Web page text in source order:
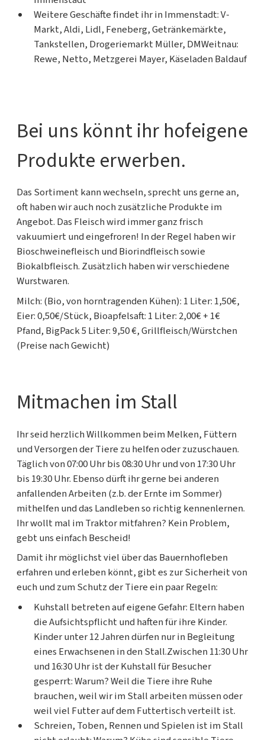
Weitere Geschäfte findet ihr in Immenstadt: V-
Markt, Aldi, Lidl, Feneberg, Getränkemärkte,
Tankstellen, Drogeriemarkt Müller, DMWeitnau:
Rewe, Netto, Metzgerei Mayer, Käseladen Baldauf
Bei uns könnt ihr hofeigene
Produkte erwerben.
Das Sortiment kann wechseln, sprecht uns gerne an,
oft haben wir auch noch zusätzliche Produkte im
Angebot. Das Fleisch wird immer ganz frisch
vakuumiert und eingefroren! In der Regel haben wir
Bioschweinefleisch und Biorindfleisch sowie
Biokalbfleisch. Zusätzlich haben wir verschiedene
Wurstwaren.
Milch: (Bio, von horntragenden Kühen): 1 Liter: 1,50€,
Eier: 0,50€/Stück, Bioapfelsaft: 1 Liter: 2,00€ + 1€
Pfand, BigPack 5 Liter: 9,50 €, Grillfleisch/Würstchen
(Preise nach Gewicht)
Mitmachen im Stall
Ihr seid herzlich Willkommen beim Melken, Füttern
und Versorgen der Tiere zu helfen oder zuzuschauen.
Täglich von 07:00 Uhr bis 08:30 Uhr und von 17:30 Uhr
bis 19:30 Uhr. Ebenso dürft ihr gerne bei anderen
anfallenden Arbeiten (z.b. der Ernte im Sommer)
mithelfen und das Landleben so richtig kennenlernen.
Ihr wollt mal im Traktor mitfahren? Kein Problem,
gebt uns einfach Bescheid!
Damit ihr möglichst viel über das Bauernhofleben
erfahren und erleben könnt, gibt es zur Sicherheit von
euch und zum Schutz der Tiere ein paar Regeln:
Kuhstall betreten auf eigene Gefahr: Eltern haben
die Aufsichtspflicht und haften für ihre Kinder.
Kinder unter 12 Jahren dürfen nur in Begleitung
eines Erwachsenen in den Stall.Zwischen 11:30 Uhr
und 16:30 Uhr ist der Kuhstall für Besucher
gesperrt: Warum? Weil die Tiere ihre Ruhe
brauchen, weil wir im Stall arbeiten müssen oder
weil viel Futter auf dem Futtertisch verteilt ist.
Schreien, Toben, Rennen und Spielen ist im Stall